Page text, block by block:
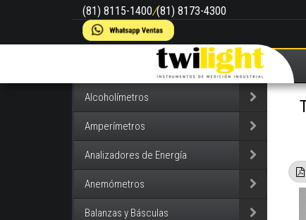
(81) 8115-1400/(81) 8173-4300
Alcoholímetros
Amperímetros
Analizadores de Energía
Anemómetros
Balanzas y Básculas